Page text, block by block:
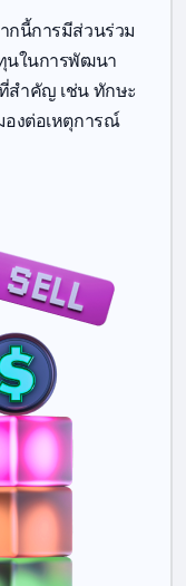
กนี้การมีส่วนร่วม
นในการพัฒนา
สำคัญ เช่น ทักษะ
องต่อเหตุการณ์